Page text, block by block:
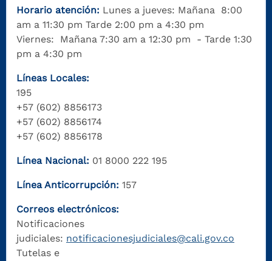
Horario atención: Lunes a jueves: Mañana 8:00
am a 11:30 pm Tarde 2:00 pm a 4:30 pm
Viernes: Mañana 7:30 am a 12:30 pm - Tarde 1:30
pm a 4:30 pm
Líneas Locales:
195
+57 (602) 8856173
+57 (602) 8856174
+57 (602) 8856178
Línea Nacional: 01 8000 222 195
Línea Anticorrupción: 157
Correos electrónicos:
Notificaciones
judiciales: notificacionesjudiciales@cali.gov.co
Tutelas e